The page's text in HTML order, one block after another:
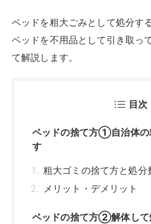
ベッドを粗大ごみとして処分す
ベッドを不用品として引き取っ
て解説します。
目次
ベッドの捨て方①自治体の
す
粗大ゴミの捨て方と処分
メリット・デメリット
ベッドの捨て方②解体して